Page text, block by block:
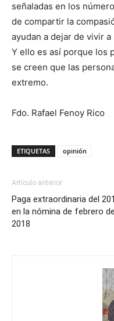
señaladas en los
de compartir la
ayudan a dejar de vivir
Y ello es así porque los
se creen que las
extremo.
Fdo. Rafael Fenoy Rico
ETIQUETAS opinión
Artículo anterior
Paga extraordinaria del
en la nómina de febrero de
2018